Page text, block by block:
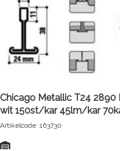
Chicago Metallic T24 2890
wit 150st/kar 45lm/kar
Artikelcode: 163730